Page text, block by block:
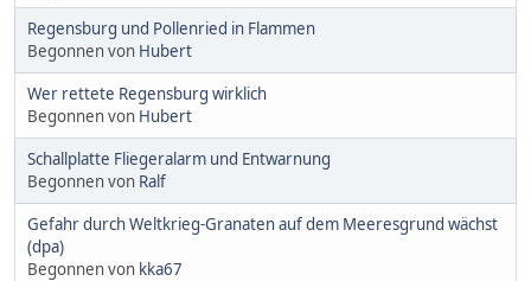
Regensburg und Pollenried in Flammen
Begonnen von Hubert
Wer rettete Regensburg wirklich
Begonnen von Hubert
Schallplatte Fliegeralarm und Entwarnung
Begonnen von Ralf
Gefahr durch Weltkrieg-Granaten auf dem Meeresgrund wächst
(dpa)
Begonnen von kka67